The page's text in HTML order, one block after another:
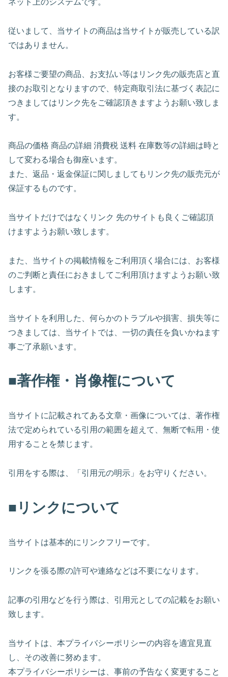
ネット上のシステムです。
従いまして、当サイトの商品は当サイトが販売している訳
ではありません。
お客様ご要望の商品、お支払い等はリンク先の販売店と直
接のお取引となりますので、特定商取引法に基づく表記に
つきましてはリンク先をご確認頂きますようお願い致しま
す。
商品の価格 商品の詳細 消費税 送料 在庫数等の詳細は時と
して変わる場合も御座います。
また、返品・返金保証に関しましてもリンク先の販売元が
保証するものです。
当サイトだけではなくリンク 先のサイトも良くご確認頂
けますようお願い致します。
また、当サイトの掲載情報をご利用頂く場合には、お客様
のご判断と責任におきましてご利用頂けますようお願い致
します。
当サイトを利用した、何らかのトラブルや損害、損失等に
つきましては、当サイトでは、一切の責任を負いかねます
事ご了承願います。
■著作権・肖像権について
当サイトに記載されてある文章・画像については、著作権
法で定められている引用の範囲を超えて、無断で転用・使
用することを禁じます。
引用をする際は、「引用元の明示」をお守りください。
■リンクについて
当サイトは基本的にリンクフリーです。
リンクを張る際の許可や連絡などは不要になります。
記事の引用などを行う際は、引用元としての記載をお願い
致します。
当サイトは、本プライバシーポリシーの内容を適宜見直
し、その改善に努めます。
本プライバシーポリシーは、事前の予告なく変更すること